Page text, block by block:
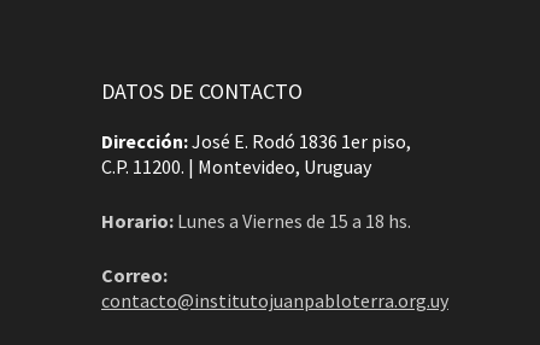
DATOS DE CONTACTO
Dirección:José E. Rodó 1836 1er piso,
C.P. 11200. | Montevideo, Uruguay
Horario: Lunes a Viernes de 15 a 18 hs.
Correo:
contacto@institutojuanpabloterra.org.uy